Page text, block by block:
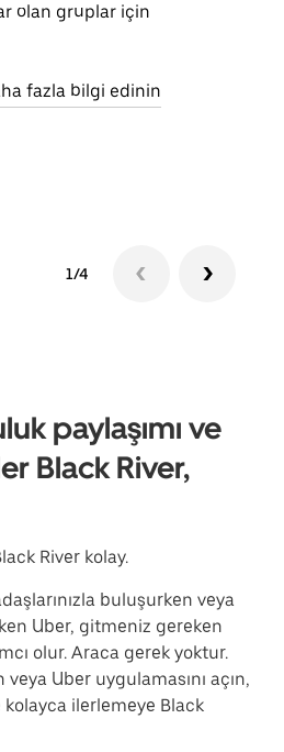
olan gruplar için
fazla bilgi edinin
1/4
paylaşımı ve
Black River,
River kolay.
buluşurken veya
Uber, gitmeniz gereken
olur. Araca gerek yoktur.
Uber uygulamasını açın,
kolayca ilerlemeye Black